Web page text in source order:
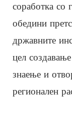
соработка со
обедини
државните
цел
знаење и
регионален